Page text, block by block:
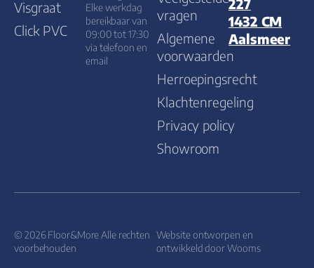
Visgraat
Click PVC
Elke werkdag
bereikbaar van
09:00 tot 17:30
via telefoon en
email
vragen
Algemene
voorwaarden
Herroepingsrecht
Klachtenregeling
Privacy policy
Showroom
227
1432 CM
Aalsmeer
© 2026 Floor&More Alle rechten
voorbehouden
Website ontworpen en
ontwikkeld doorWooms